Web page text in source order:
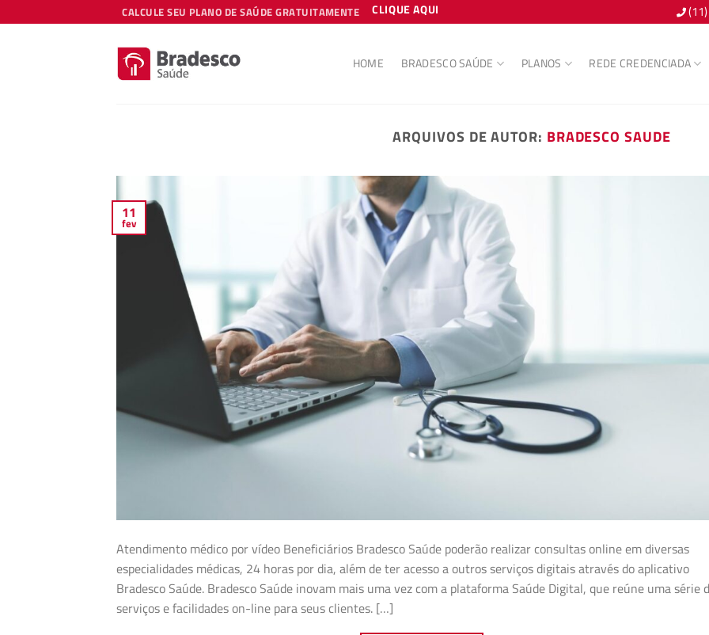
to
CALCULE SEU PLANO DE SAÚDE GRATUITAMENTE CLIQUE AQUI
HOME BRADESCO SAÚDE PLANOS REDE CREDENCIADA
ARQUIVOS DE AUTOR: BRADESCO SAUDE
11
fev
Atendimento médico por vídeo Beneficiários Bradesco Saúde poderão realizar consultas online em diversas
especialidades médicas, 24 horas por dia, além de ter acesso a outros serviços digitais através do aplicativo
Bradesco Saúde. Bradesco Saúde inovam mais uma vez com a plataforma Saúde Digital, que reúne uma série
serviços e facilidades on-line para seus clientes. […]